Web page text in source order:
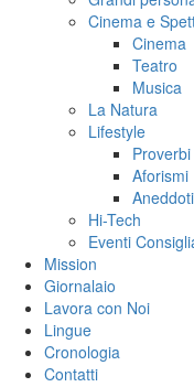
Cinema e
Cinema
Teatro
Musica
La Natura
Lifestyle
Proverbi
Aforismi
Aneddoti
Hi-Tech
Eventi
Mission
Giornalaio
Lavora con Noi
Lingue
Cronologia
Contatti